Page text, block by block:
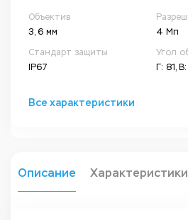
Объектив
3, 6 мм
4 Мп
Стандарт защиты
IP67
Угол
Г: 81,
Все характеристики
Описание Характеристики